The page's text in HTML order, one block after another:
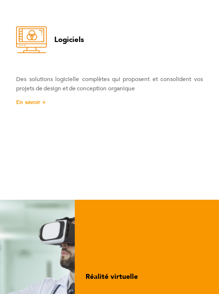
Logiciels
Des solutions logicielle complètes qui proposent et consolident vos
projets de design et de conception organique
En savoir +
Réalité virtuelle